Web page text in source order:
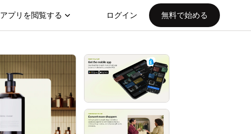
アプリを閲覧する ログイン 無料で始める